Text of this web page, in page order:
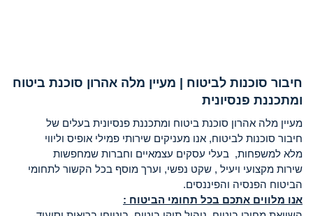
חיבור סוכנות לביטוח | מעיין מלה אהרון סוכנת ביטוח
ומתכננת פנסיונית
מעיין מלה אהרון סוכנת ביטוח ומתכננת פנסיונית בעלים של
חיבור סוכנות לביטוח, אנו מעניקים שירותי פמילי אופיס וליווי
מלא למשפחות, בעלי עסקים עצמאיים וחברות שמחפשות
שירות מקצועי ויעיל , שקט נפשי, וערך מוסף בכל הקשור לתחומי
הביטוח הפנסיה והפיננסים.
אנו מלווים אתכם בכל תחומי הביטוח :